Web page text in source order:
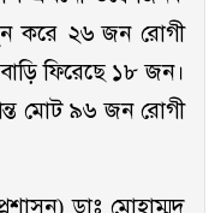
করে ২৬ জন রোগী
ফিরেছে ১৮ জন।
মোট ৯৬ জন রোগী
ডাঃ মোহাম্মদ